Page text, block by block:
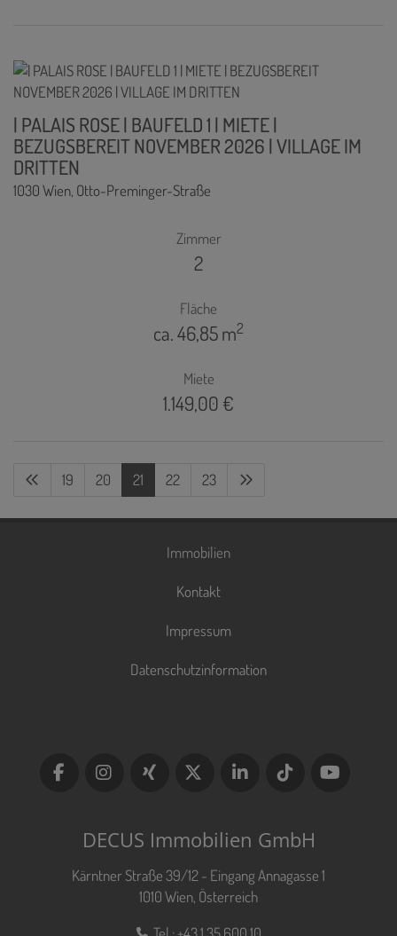
| PALAIS ROSE | BAUFELD 1 | MIETE |
BEZUGSBEREIT NOVEMBER 2026 | VILLAGE IM
DRITTEN
1030 Wien, Otto-Preminger-Straße
Zimmer
2
Fläche
ca. 46,85 m2
Miete
1.149,00 €
19 20 21 22 23
Immobilien
Kontakt
Impressum
Datenschutzinformation
DECUS Immobilien GmbH
Kärntner Straße 39/12 - Eingang Annagasse 1
1010 Wien, Österreich